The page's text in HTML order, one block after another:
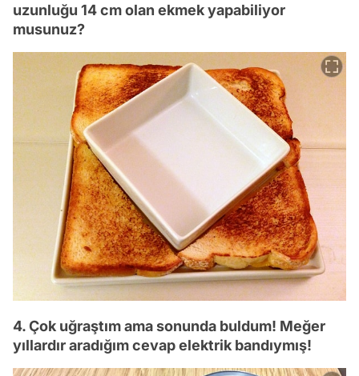
uzunluğu 14 cm olan ekmek yapabiliyor
musunuz?
4. Çok uğraştım ama sonunda buldum! Meğer
yıllardır aradığım cevap elektrik bandıymış!